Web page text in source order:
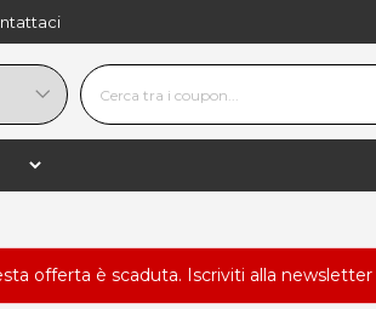
offerta è scaduta. Iscriviti alla newsletter